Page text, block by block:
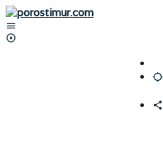
Lewati
ke
konten